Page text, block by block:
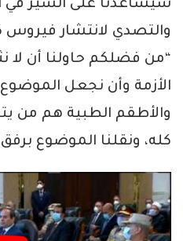
سيساعدنا على السير في
والتصدي لانتشار فيروس
“من فضلكم حاولنا أن لا
الأزمة وأن نجعل
والأطقم الطبية هم من
كله، ونقلنا الموضوع برفق